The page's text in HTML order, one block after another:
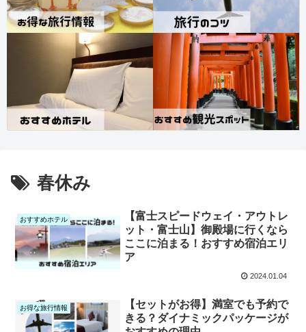
春休み
おすすめホテル
【富士スピードウェイ・アウトレ
ット・富士山】御殿場に行くなら
ここに泊まる！おすすめ宿泊エリ
ア
2024.01.04
お得な旅行情報
【セットがお得】満室でも予約で
きる？ダイナミックパッケージが